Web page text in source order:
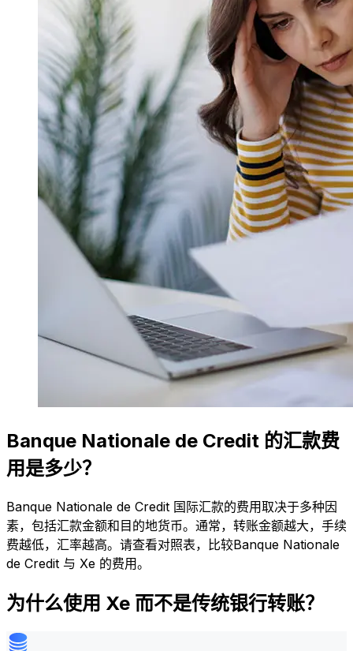
Banque Nationale de Credit 的汇款费
用是多少？
Banque Nationale de Credit 国际汇款的费用取决于多种因
素，包括汇款金额和目的地货币。通常，转账金额越大，手续
费越低，汇率越高。请查看对照表，比较Banque Nationale
de Credit 与 Xe 的费用。
为什么使用 Xe 而不是传统银行转账？